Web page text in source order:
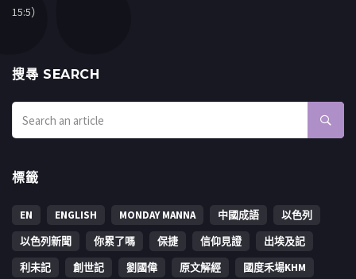
15:5）
搜㝷 SEARCH
標籤
EN ENGLISH MONDAY MANNA 中國成語
以色列
以色列新聞
你累了嗎 保捷 信仰見證
出埃及記
利未記
創世記 劉國偉 原文解經
國度禾場KHM